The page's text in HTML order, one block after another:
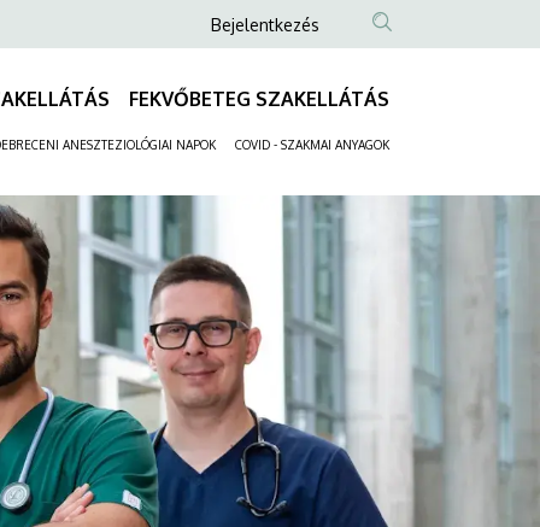
Anonim
fiók
Bejelentkezés
FEKVŐBETEG SZAKELLÁTÁS
navigáció
ANESZTEZIOLÓGIAI NAPOK COVID - SZAKMAI ANYAGOK